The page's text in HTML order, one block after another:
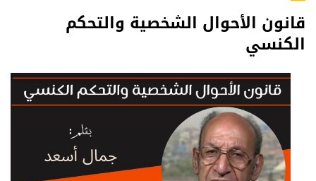
قانون الأحوال الشخصية والتحكم
الكنسي